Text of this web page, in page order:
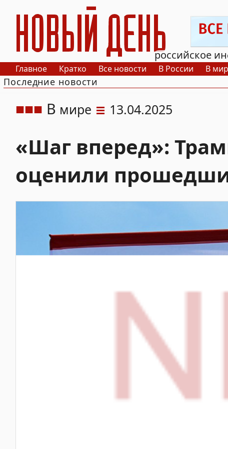
РИА Новый День
российское
Главное Кратко Все новости В России В
Последние новости
В мире 13.04.2025
«Шаг вперед»:
оценили